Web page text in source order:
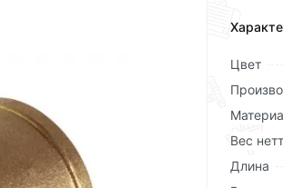
Цвет
Вес
Длина